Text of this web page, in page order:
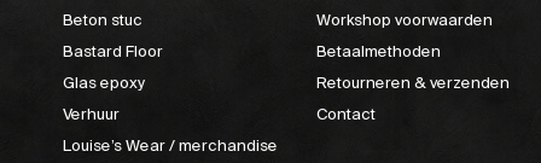
Beton stuc
Bastard Floor
Glas epoxy
Verhuur
Louise’s Wear / merchandise
Workshop voorwaarden
Betaalmethoden
Retourneren & verzenden
Contact